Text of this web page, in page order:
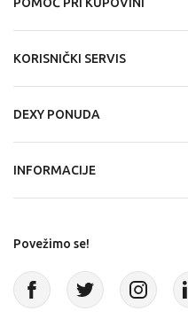
POMOĆ PRI KUPOVINI
KORISNIČKI SERVIS
DEXY PONUDA
INFORMACIJE
Povežimo se!